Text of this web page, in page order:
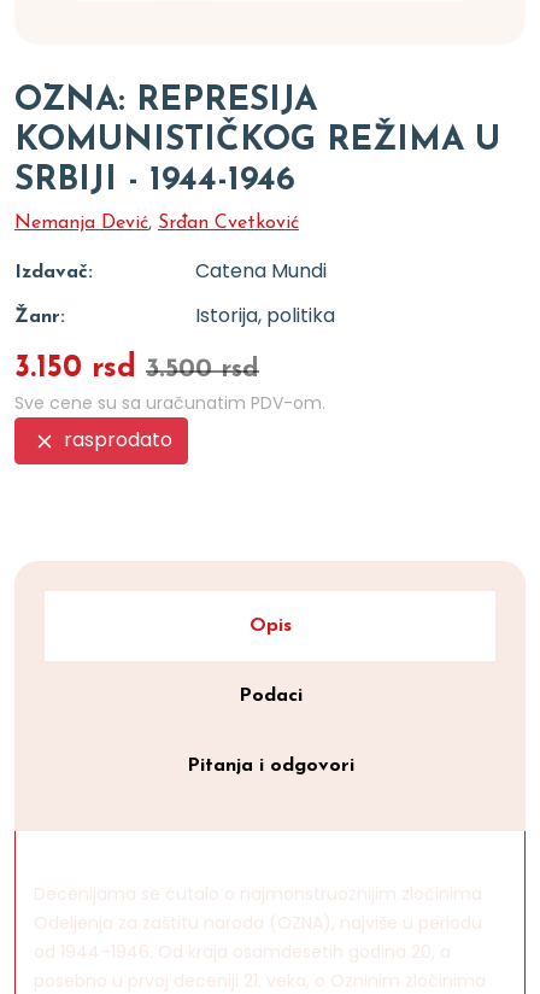
OZNA: REPRESIJA
KOMUNISTIČKOG REŽIMA U
SRBIJI - 1944-1946
Nemanja Dević, Srđan Cvetković
Izdavač: Catena Mundi
Žanr: Istorija, politika
3.150 rsd 3.500 rsd
Sve cene su sa uračunatim PDV-om.
rasprodato
Opis
Podaci
Pitanja i odgovori
Decenijama se ćutalo o najmonstruoznijim zločinima
Odeljenja za zaštitu naroda (OZNA), najviše u periodu
od 1944–1946. Od kraja osamdesetih godina 20, a
posebno u prvoj deceniji 21. veka, o Ozninim zločinima